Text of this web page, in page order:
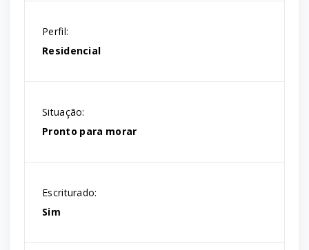
Perfil:
Residencial
Situação:
Pronto para morar
Escriturado:
Sim